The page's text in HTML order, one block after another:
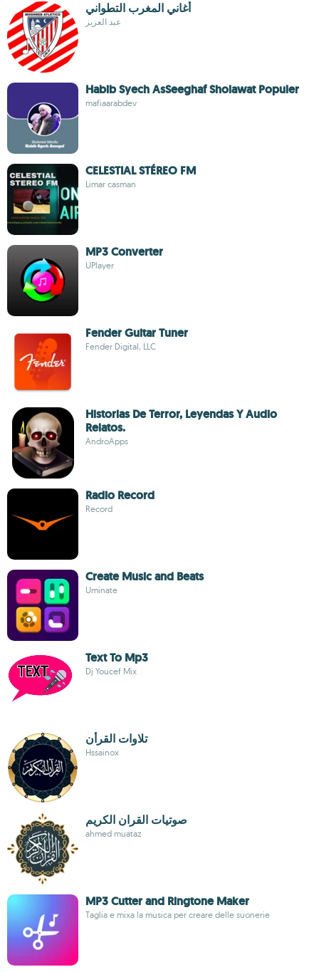
أغاني المغرب التطواني
عبد العزيز
Habib Syech AsSeeghaf Sholawat Populer
mafiaarabdev
CELESTIAL STÉREO FM
Limar casman
MP3 Converter
UPlayer
Fender Guitar Tuner
Fender Digital, LLC
Historias De Terror, Leyendas Y Audio
Relatos.
AndroApps
Radio Record
Record
Create Music and Beats
Uminate
Text To Mp3
Dj Youcef Mix
تلاوات القرأن
Hssainox
صوتيات القران الكريم
ahmed muataz
MP3 Cutter and Ringtone Maker
Taglia e mixa la musica per creare delle suonerie